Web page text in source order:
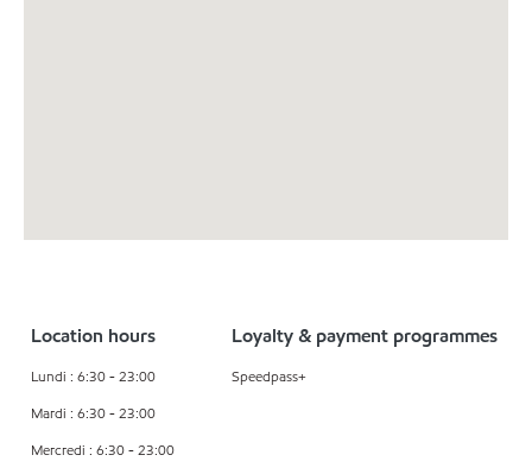
Location hours
Lundi : 6:30 - 23:00
Mardi : 6:30 - 23:00
Mercredi : 6:30 - 23:00
Loyalty & payment programmes
Speedpass+